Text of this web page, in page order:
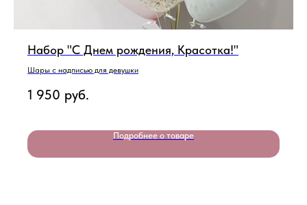
Набор "С Днем рождения, Красотка!"
Шары с надписью для девушки
1 950 руб.
Подробнее о товаре